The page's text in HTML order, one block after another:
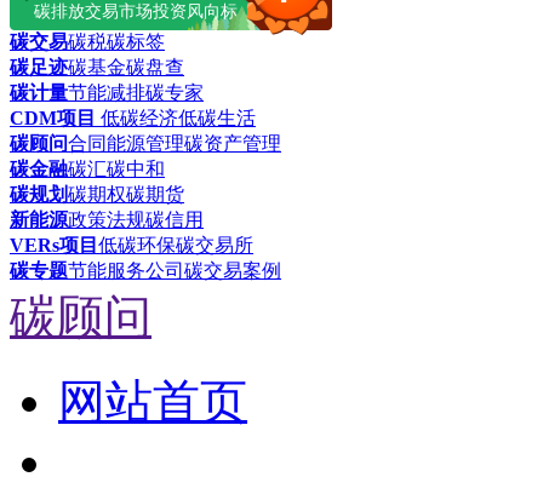
碳排放交易市场投资风向标
碳交易碳税碳标签
碳足迹碳基金碳盘查
碳计量节能减排碳专家
CDM项目 低碳经济低碳生活
碳顾问合同能源管理碳资产管理
碳金融碳汇碳中和
碳规划碳期权碳期货
新能源政策法规碳信用
VERs项目 低碳环保碳交易所
碳专题节能服务公司 碳交易案例
碳顾问
网站首页